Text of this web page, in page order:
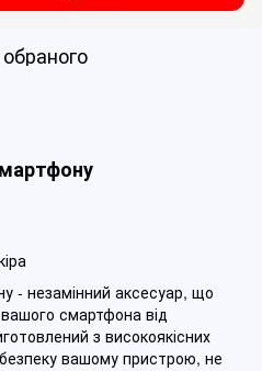
- незамінний аксесуар, що
смартфона від
з високоякісних
безпеку вашому пристрою, не